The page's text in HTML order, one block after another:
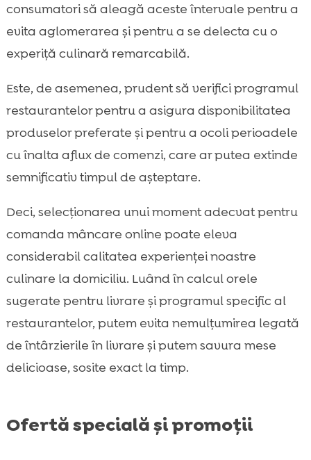
consumatori să aleagă aceste întervale pentru a
evita aglomerarea și pentru a se delecta cu o
experiță culinară remarcabilă.
Este, de asemenea, prudent să verifici programul
restaurantelor pentru a asigura disponibilitatea
produselor preferate și pentru a ocoli perioadele
cu înalta aflux de comenzi, care ar putea extinde
semnificativ timpul de așteptare.
Deci, selecționarea unui moment adecvat pentru
comanda mâncare online poate eleva
considerabil calitatea experienței noastre
culinare la domiciliu. Luând în calcul orele
sugerate pentru livrare și programul specific al
restaurantelor, putem evita nemulțumirea legată
de întârzierile în livrare și putem savura mese
delicioase, sosite exact la timp.
Ofertă specială și promoții